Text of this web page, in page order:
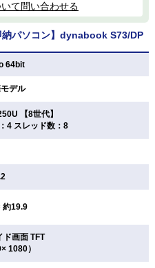
て問い合わせる
パソコン】dynabook S73/DP
64bit
デル
【8世代】
4 スレッド数：8
約19.9
ド画面 TFT
1080）